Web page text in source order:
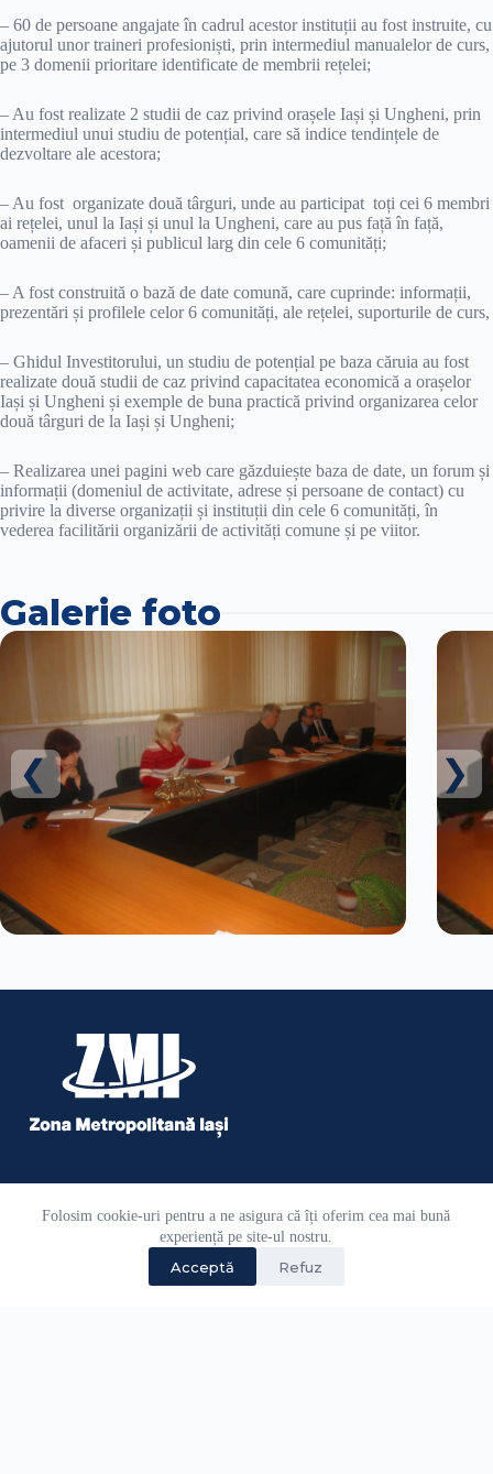
Folosim cookie-uri pentru a ne asigura că îți oferim cea mai bună
experiență pe site-ul nostru.
Acceptă Refuz
– 60 de persoane angajate în cadrul acestor instituții au fost instruite, cu
ajutorul unor traineri profesioniști, prin intermediul manualelor de curs,
pe 3 domenii prioritare identificate de membrii rețelei;
– Au fost realizate 2 studii de caz privind orașele Iași și Ungheni, prin
intermediul unui studiu de potențial, care să indice tendințele de
dezvoltare ale acestora;
– Au fost organizate două târguri, unde au participat toți cei 6 membri
ai rețelei, unul la Iași și unul la Ungheni, care au pus față în față,
oamenii de afaceri și publicul larg din cele 6 comunități;
– A fost construită o bază de date comună, care cuprinde: informații,
prezentări și profilele celor 6 comunități, ale rețelei, suporturile de curs,
– Ghidul Investitorului, un studiu de potențial pe baza căruia au fost
realizate două studii de caz privind capacitatea economică a orașelor
Iași și Ungheni și exemple de buna practică privind organizarea celor
două târguri de la Iași și Ungheni;
– Realizarea unei pagini web care găzduiește baza de date, un forum și
informații (domeniul de activitate, adrese și persoane de contact) cu
privire la diverse organizații și instituții din cele 6 comunități, în
vederea facilitării organizării de activități comune și pe viitor.
Galerie foto
0232.266.553
Administrativ şi secretariat: